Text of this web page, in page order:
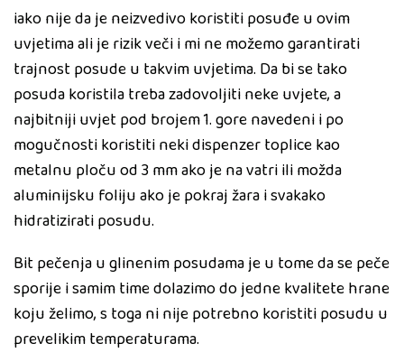
iako nije da je neizvedivo koristiti posuđe u ovim
uvjetima ali je rizik veči i mi ne možemo garantirati
trajnost posude u takvim uvjetima. Da bi se tako
posuda koristila treba zadovoljiti neke uvjete, a
najbitniji uvjet pod brojem 1. gore navedeni i po
mogučnosti koristiti neki dispenzer toplice kao
metalnu ploču od 3 mm ako je na vatri ili možda
aluminijsku foliju ako je pokraj žara i svakako
hidratizirati posudu.
Bit pečenja u glinenim posudama je u tome da se peče
sporije i samim time dolazimo do jedne kvalitete hrane
koju želimo, s toga ni nije potrebno koristiti posudu u
prevelikim temperaturama.